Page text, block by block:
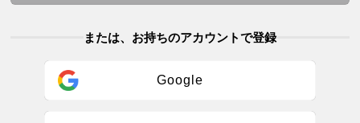
または、お持ちのアカウントで登録
Google